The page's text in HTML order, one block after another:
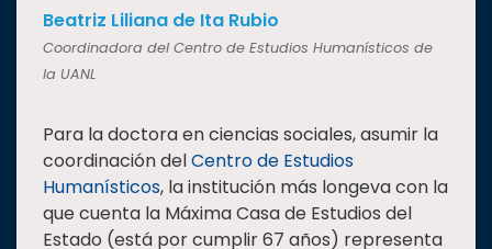
Beatriz Liliana de Ita Rubio
Coordinadora del Centro de Estudios Humanísticos de
la UANL
Para la doctora en ciencias sociales, asumir la
coordinación delCentro de Estudios
Humanísticos, la institución más longeva con la
que cuenta la Máxima Casa de Estudios del
Estado (está por cumplir 67 años) representa